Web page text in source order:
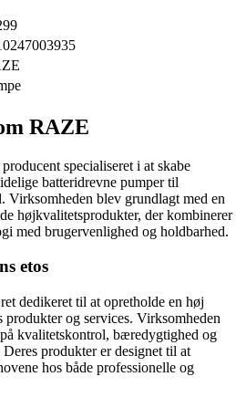
RAZE
specialiseret i at skabe
batteridrevne pumper til
Virksomheden blev grundlagt med en
højkvalitetsprodukter, der kombinerer
med brugervenlighed og holdbarhed.
etos
dedikeret til at opretholde en høj
produkter og services. Virksomheden
kvalitetskontrol, bæredygtighed og
produkter er designet til at
hos både professionelle og